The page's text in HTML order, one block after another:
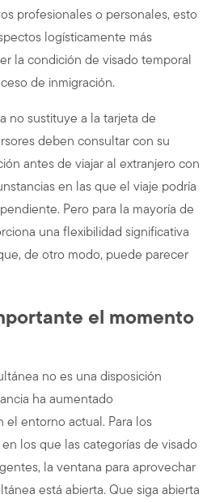
profesionales o personales, esto
logísticamente más
la condición de visado temporal
de inmigración.
no sustituye a la tarjeta de
deben consultar con su
antes de viajar al extranjero con
en las que el viaje podría
Pero para la mayoría de
una flexibilidad significativa
de otro modo, puede parecer
el momento
no es una disposición
ha aumentado
el entorno actual. Para los
los que las categorías de visado
la ventana para aprovechar
está abierta. Que siga abierta